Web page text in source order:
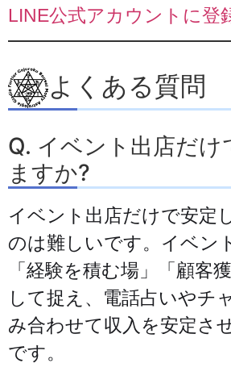
LINE公式アカウントに登
よくある質問
Q. イベント出店だけ
ますか?
イベント出店だけで安定
のは難しいです。イベン
「経験を積む場」「顧客
して捉え、電話占いやチ
み合わせて収入を安定さ
です。